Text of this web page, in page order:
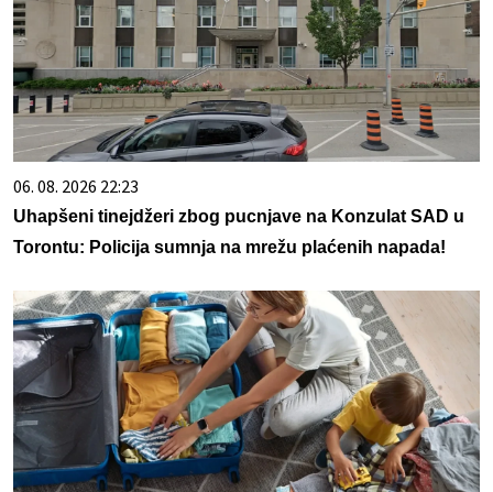
06. 08. 2026 22:23
Uhapšeni tinejdžeri zbog pucnjave na Konzulat SAD u
Torontu: Policija sumnja na mrežu plaćenih napada!